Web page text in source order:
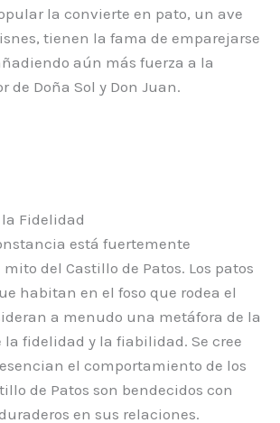
la convierte en pato, un ave
tienen la fama de emparejarse
aún más fuerza a la
de Doña Sol y Don Juan.
Fidelidad
está fuertemente
del Castillo de Patos. Los patos
habitan en el foso que rodea el
a menudo una metáfora de la
fidelidad y la fiabilidad. Se cree
el comportamiento de los
de Patos son bendecidos con
en sus relaciones.